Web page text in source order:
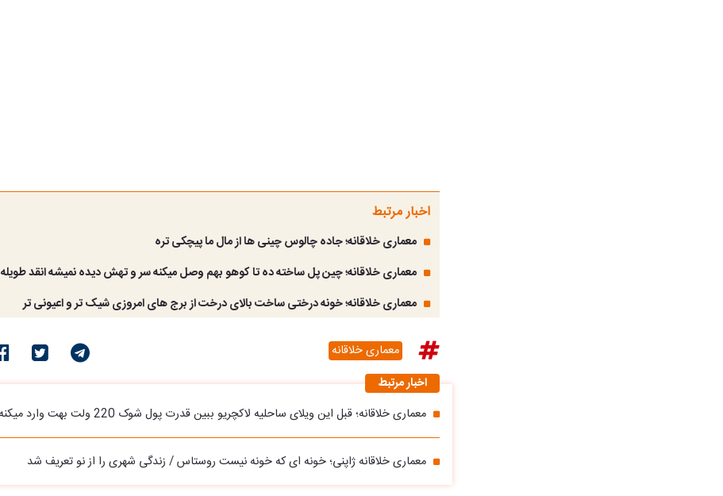
اخبار مرتبط
معماری خلاقانه؛ جاده چالوس چینی ها از مال ما پیچکی تره
معماری خلاقانه؛ چین پل ساخته ده تا کوهو بهم وصل میکنه سر و تهش دیده نمیشه انقد طویله
معماری خلاقانه؛ خونه درختی ساخت بالای درخت از برج های امروزی شیک تر و اعیونی تر
معماری خلاقانه
اخبار مرتبط
معماری خلاقانه؛ قبل این ویلای ساحلیه لاکچریو ببین قدرت پول شوک 220 ولت بهت وارد میکنه
معماری خلاقانه ژاپنی؛ خونه ای که خونه نیست روستاس / زندگی شهری را از نو تعریف شد